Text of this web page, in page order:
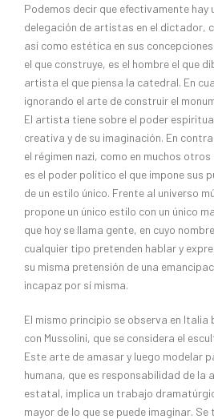
Podemos decir que efectivamente hay
delegación de artistas en el dictador,
así como estética en sus
el que construye, es el hombre el que
artista el que piensa la catedral. En
ignorando el arte de construir el
El artista tiene sobre el poder
creativa y de su imaginación. En
el régimen nazi, como en muchos
es el poder político el que impone sus
de un estilo único. Frente al universo
propone un único estilo con un único
que hoy se llama gente, en cuyo
cualquier tipo pretenden hablar y
su misma pretensión de una
incapaz por sí misma.
El mismo principio se observa en Italia
con Mussolini, que se considera el
Este arte de amasar y luego modelar
humana, que es responsabilidad de la
estatal, implica un trabajo
mayor de lo que se puede imaginar.